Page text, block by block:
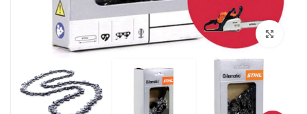
بزرگنمایی تصویر